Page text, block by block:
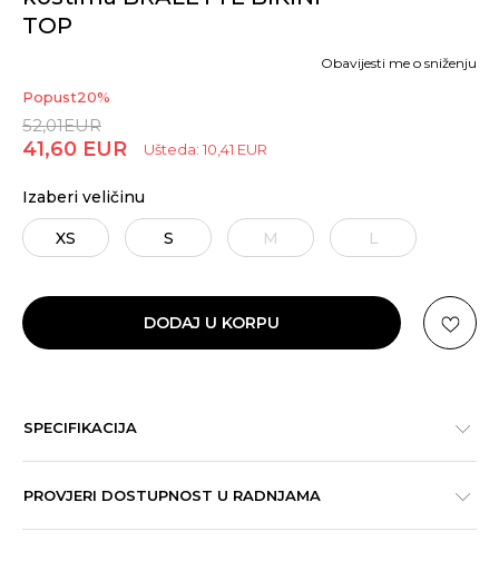
TOP
Popust20%
52,01EUR
41,60 EUR Ušteda: 10,41 EUR
Obavijesti me o sniženju
Izaberi veličinu
XS S M L
DODAJ U KORPU
SPECIFIKACIJA
PROVJERI DOSTUPNOST U RADNJAMA